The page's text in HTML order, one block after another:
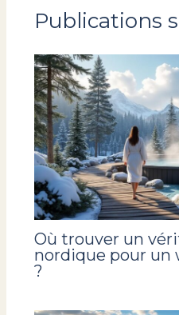
Publications
Où trouver un
nordique pour un
?